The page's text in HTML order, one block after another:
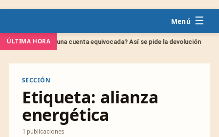
☰
ÚLTIMA HORAa una cuenta equivocada? Así se pide la devolución
SECCIÓN
Etiqueta: alianza
energética
1 publicaciones